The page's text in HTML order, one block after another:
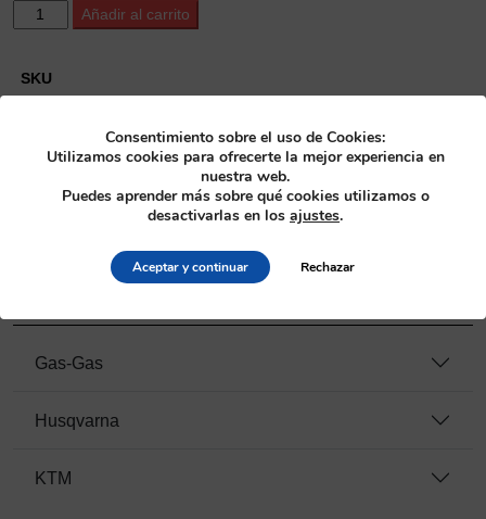
ProX
Countershaft
Kit
KTM65SX
Añadir al carrito
SKU
Kit de retenes piñón de ataque
Gas-Gas
Husqvarna
KTM
Consentimiento sobre el uso de Cookies:
Utilizamos cookies para ofrecerte la mejor experiencia en
nuestra web.
Puedes aprender más sobre qué cookies utilizamos o
desactivarlas en los ajustes.
Aceptar y continuar Rechazar